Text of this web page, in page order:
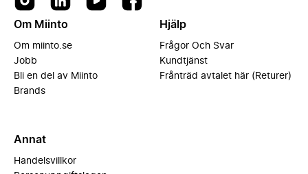
Om Miinto
Om miinto.se
Jobb
Bli en del av Miinto
Brands
Hjälp
Frågor Och Svar
Kundtjänst
Frånträd avtalet här (Returer)
Annat
Handelsvillkor